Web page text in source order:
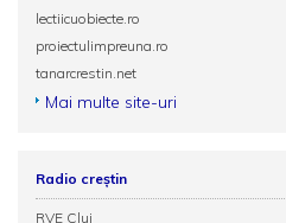
lectiicuobiecte.ro
proiectulimpreuna.ro
tanarcrestin.net
Mai multe site-uri
Radio creștin
RVE Cluj